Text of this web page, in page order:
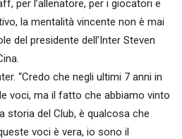
per l’allenatore, per i giocatori e
la mentalità vincente non è mai
del presidente dell’Inter Steven
“Credo che negli ultimi 7 anni in
voci, ma il fatto che abbiamo vinto
del Club, è qualcosa che
voci è vera, io sono il